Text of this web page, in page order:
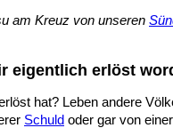
am Kreuz von unseren S
eigentlich erlöst
hat? Leben andere
Schuld oder gar von einer